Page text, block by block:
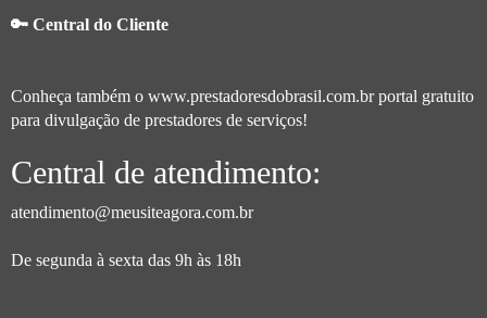
🔑 Central do Cliente
Conheça também o www.prestadoresdobrasil.com.brportal gratuito
para divulgação de prestadores de serviços!
Central de atendimento:
atendimento@meusiteagora.com.br
De segunda à sexta das 9h às 18h